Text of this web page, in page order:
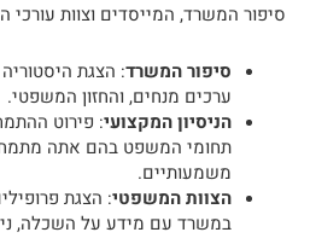
סיפור המשרד, המייסדים וצוות עורכי
סיפור המשרד: הצגת
ערכים מנחים, והחזון המשפטי.
הניסיון המקצועי: פירוט
תחומי המשפט בהם אתה
משמעותיים.
הצוות המשפטי: הצגת
במשרד עם מידע על השכלה,